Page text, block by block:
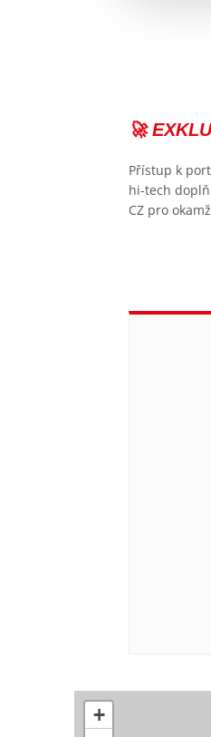
🚀
Přístup k
hi-tech
CZ pro
+